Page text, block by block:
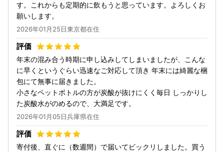
す。これからも定期的に飲もうと思っています。よろしくお
願いします。
2026年01月25日東京都在住
年末の混み合う時期に申し込みしてしまいましたが、こんな
に早くというぐらい迅速なご対応して頂き 年末には綺麗な梱
包にて無事に届きました。
小さなペットボトルの方が炭酸が抜けにくく毎日 しっかりし
た炭酸水がのめるので、大満足です。
2026年01月05日兵庫県在住
寄付後、直ぐに（数週間）で届いてビックリしました。買う